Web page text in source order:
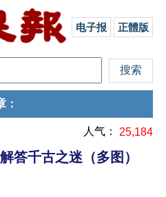
电子报 正體版
：
人气： 25,184
答千古之迷（多图）